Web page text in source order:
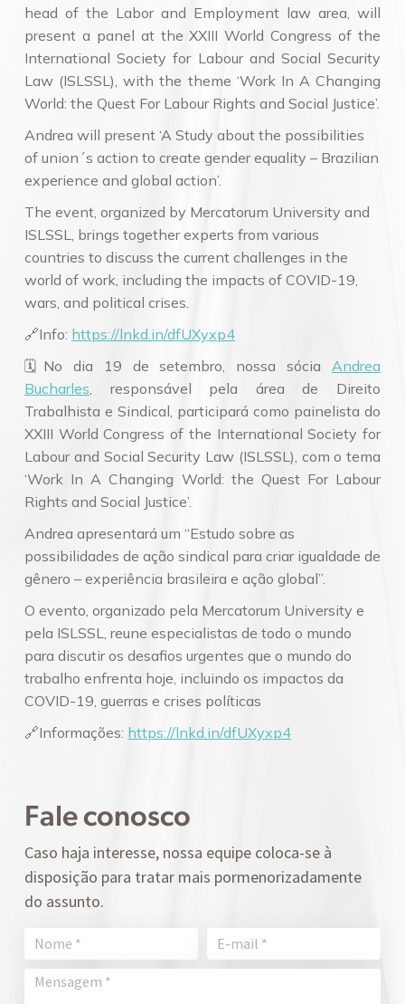
head of the Labor and Employment law area, will
present a panel at the XXIII World Congress of the
International Society for Labour and Social Security
Law (ISLSSL), with the theme ‘Work In A Changing
World: the Quest For Labour Rights and Social Justice’.
Andrea will present ‘A Study about the possibilities
of union´s action to create gender equality – Brazilian
experience and global action’.
The event, organized by Mercatorum University and
ISLSSL, brings together experts from various
countries to discuss the current challenges in the
world of work, including the impacts of COVID-19,
wars, and political crises.
🔗Info: https://lnkd.in/dfUXyxp4
🗓No dia 19 de setembro, nossa sócia Andrea
Bucharles , responsável pela área de Direito
Trabalhista e Sindical, participará como painelista do
XXIII World Congress of the International Society for
Labour and Social Security Law (ISLSSL), com o tema
‘Work In A Changing World: the Quest For Labour
Rights and Social Justice’.
Andrea apresentará um “Estudo sobre as
possibilidades de ação sindical para criar igualdade de
gênero – experiência brasileira e ação global”.
O evento, organizado pela Mercatorum University e
pela ISLSSL, reune especialistas de todo o mundo
para discutir os desafios urgentes que o mundo do
trabalho enfrenta hoje, incluindo os impactos da
COVID-19, guerras e crises políticas
🔗Informações: https://lnkd.in/dfUXyxp4
Fale conosco
Caso haja interesse, nossa equipe coloca-se à
disposição para tratar mais pormenorizadamente
do assunto.